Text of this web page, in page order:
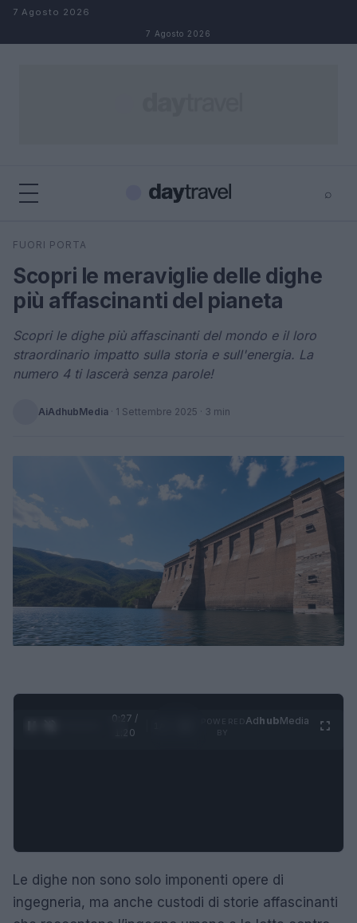
Salta al contenuto
7 Agosto 2026
7 Agosto 2026
⌕
Cerca
FUORI PORTA
Scopri le meraviglie delle dighe
più affascinanti del pianeta
Scopri le dighe più affascinanti del mondo e il loro
straordinario impatto sulla storia e sull'energia. La
numero 4 ti lascerà senza parole!
AiAdhubMedia · 1 Settembre 2025 · 3 min
0:28 /
1:20
AdhubMedia
Le dighe non sono solo imponenti opere di
ingegneria, ma anche custodi di storie affascinanti